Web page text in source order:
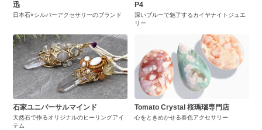
迅
日本石×シルバーアクセサリーのブランド
P4
深いブルーで魅了するカイヤナイトジュエ
リー
石家ユニバーサルマインド
天然石で作るオリジナルのヒーリングアイ
テム
Tomato Crystal 桜瑪瑙専門店
心をときめかせる春色アクセサリー